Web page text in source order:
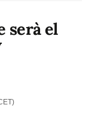
serà el